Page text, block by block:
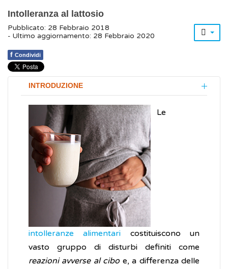
Intolleranza al lattosio
Pubblicato: 28 Febbraio 2018
- Ultimo aggiornamento: 28 Febbraio 2020
f Condividi
INTRODUZIONE
Le
intolleranze alimentari costituiscono un
vasto gruppo di disturbi definiti come
reazioni avverse al ciboe, a differenza delle